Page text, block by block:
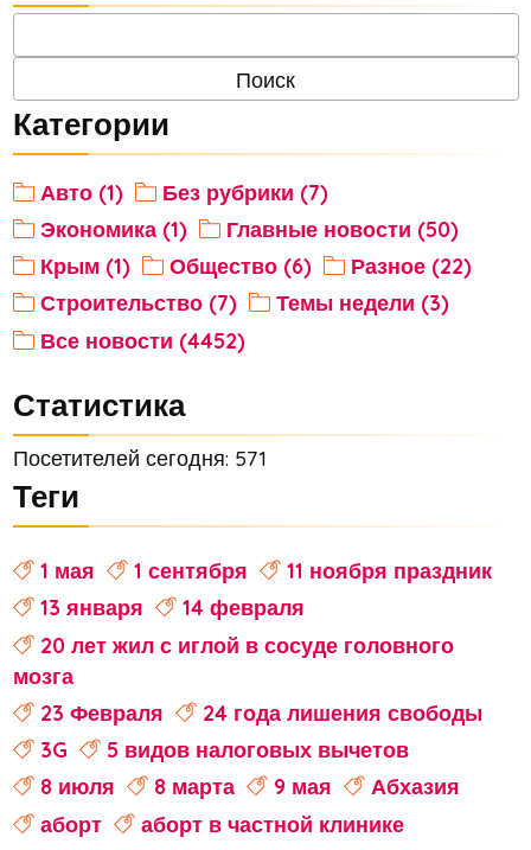
Категории
Авто (1)
Без рубрики (7)
Экономика (1)
Главные новости (50)
Крым (1)
Общество (6)
Разное (22)
Строительство (7)
Темы недели (3)
Все новости (4452)
Статистика
Посетителей сегодня: 571
Теги
1 мая 1 сентября
11 ноября праздник
13 января
14 февраля
20 лет жил с иглой в сосуде головного
мозга
23 Февраля
24 года лишения свободы
3G
5 видов налоговых вычетов
8 июля
8 марта 9 мая
Абхазия
аборт
аборт в частной клинике